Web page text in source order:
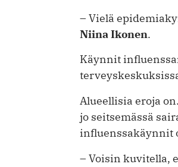
– Vielä
Niina Ikonen.
Käynnit
Alueellisia eroja
jo seitsemässä
influenssakäynnit
– Voisin kuvitella,